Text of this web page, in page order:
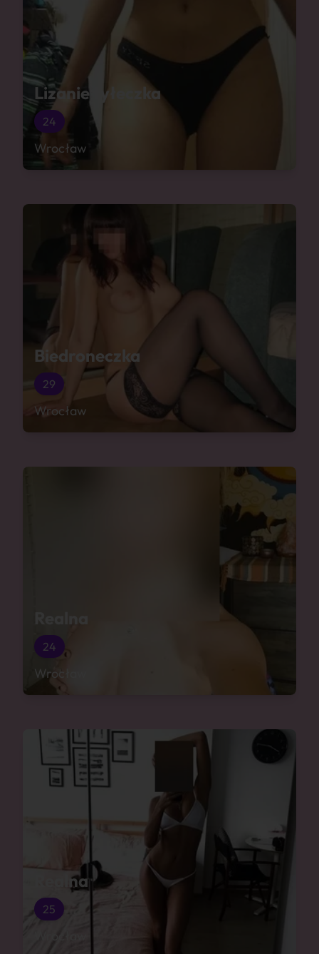
Lizanie tyłeczka
24
Wrocław
Biedroneczka
29
Wrocław
Realna
24
Wrocław
Realna
25